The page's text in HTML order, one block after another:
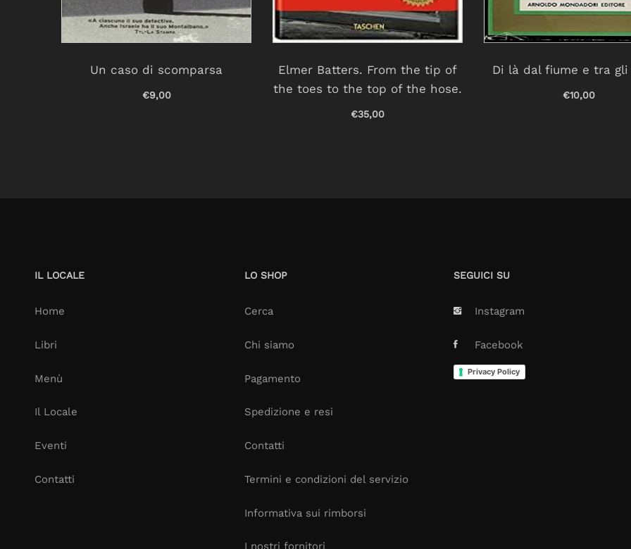
Un caso di scomparsa
€9,00
Elmer Batters. From the tip of
the toes to the top of the hose.
€35,00
Di là dal fiume e tra
€10,00
IL LOCALE
Home
Libri
Menù
Il Locale
Eventi
Contatti
LO SHOP
Cerca
Chi siamo
Pagamento
Spedizione e resi
Contatti
Termini e condizioni del servizio
Informativa sui rimborsi
I nostri fornitori
SEGUICI SU
Instagram
Facebook
Privacy Policy